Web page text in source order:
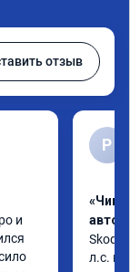
отзыв
и
Р
«Чип
Skoda
л.с.